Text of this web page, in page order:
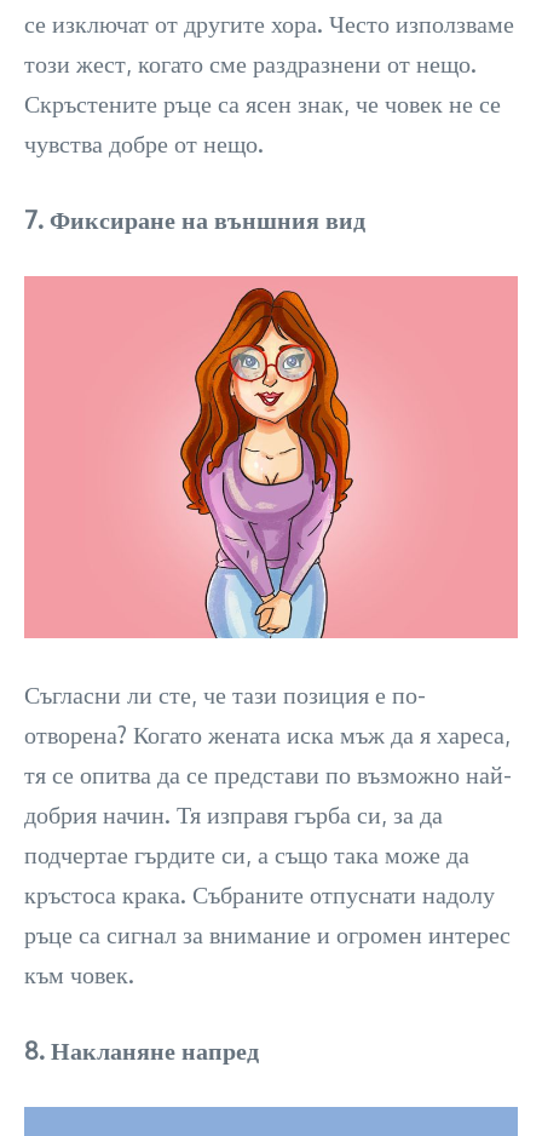
се изключат от другите хора. Често използваме
този жест, когато сме раздразнени от нещо.
Скръстените ръце са ясен знак, че човек не се
чувства добре от нещо.
7. Фиксиране на външния вид
Съгласни ли сте, че тази позиция е по-
отворена? Когато жената иска мъж да я хареса,
тя се опитва да се представи по възможно най-
добрия начин. Тя изправя гърба си, за да
подчертае гърдите си, а също така може да
кръстоса крака. Събраните отпуснати надолу
ръце са сигнал за внимание и огромен интерес
към човек.
8. Накланяне напред